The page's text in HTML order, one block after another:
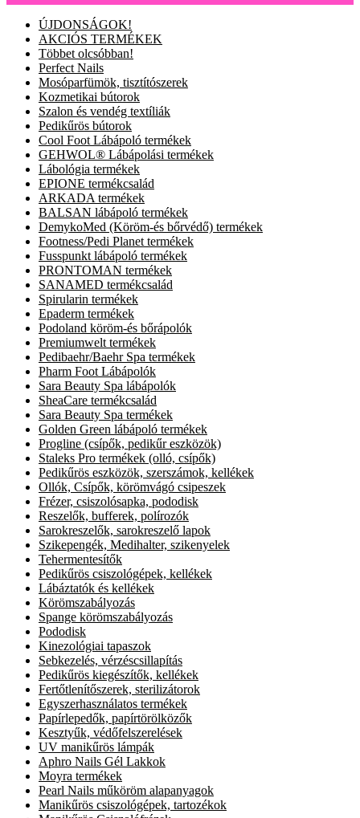
ÚJDONSÁGOK!
AKCIÓS TERMÉKEK
Többet olcsóbban!
Perfect Nails
Mosóparfümök, tisztítószerek
Kozmetikai bútorok
Szalon és vendég textíliák
Pedikűrös bútorok
Cool Foot Lábápoló termékek
GEHWOL® Lábápolási termékek
Lábológia termékek
EPIONE termékcsalád
ARKADA termékek
BALSAN lábápoló termékek
DemykoMed (Köröm-és bőrvédő) termékek
Footness/Pedi Planet termékek
Fusspunkt lábápoló termékek
PRONTOMAN termékek
SANAMED termékcsalád
Spirularin termékek
Epaderm termékek
Podoland köröm-és bőrápolók
Premiumwelt termékek
Pedibaehr/Baehr Spa termékek
Pharm Foot Lábápolók
Sara Beauty Spa lábápolók
SheaCare termékcsalád
Sara Beauty Spa termékek
Golden Green lábápoló termékek
Progline (csípők, pedikűr eszközök)
Staleks Pro termékek (olló, csípők)
Pedikűrös eszközök, szerszámok, kellékek
Ollók, Csípők, körömvágó csipeszek
Frézer, csiszolósapka, pododisk
Reszelők, bufferek, polírozók
Sarokreszelők, sarokreszelő lapok
Szikepengék, Medihalter, szikenyelek
Tehermentesítők
Pedikűrös csiszológépek, kellékek
Lábáztatók és kellékek
Körömszabályozás
Spange körömszabályozás
Pododisk
Kinezológiai tapaszok
Sebkezelés, vérzéscsillapítás
Pedikűrös kiegészítők, kellékek
Fertőtlenítőszerek, sterilizátorok
Egyszerhasználatos termékek
Papírlepedők, papírtörölközők
Kesztyűk, védőfelszerelések
UV manikűrös lámpák
Aphro Nails Gél Lakkok
Moyra termékek
Pearl Nails műköröm alapanyagok
Manikűrös csiszológépek, tartozékok